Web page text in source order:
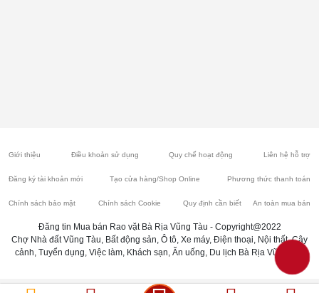
Giới thiệu Điều khoản sử dụng Quy chế hoạt động Liên hệ hỗ trợ
Đăng ký tài khoản mới Tạo cửa hàng/Shop Online Phương thức thanh toán
Chính sách bảo mật Chính sách Cookie Quy định cần biết An toàn mua bán
Đăng tin Mua bán Rao vặt Bà Rịa Vũng Tàu - Copyright@2022
Chợ Nhà đất Vũng Tàu, Bất động sản, Ô tô, Xe máy, Điện thoại, Nội thất, Cây
cảnh, Tuyển dụng, Việc làm, Khách sạn, Ăn uống, Du lịch Bà Rịa Vũng Tàu